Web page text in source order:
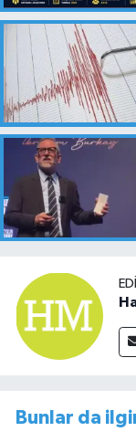
Bunlar da